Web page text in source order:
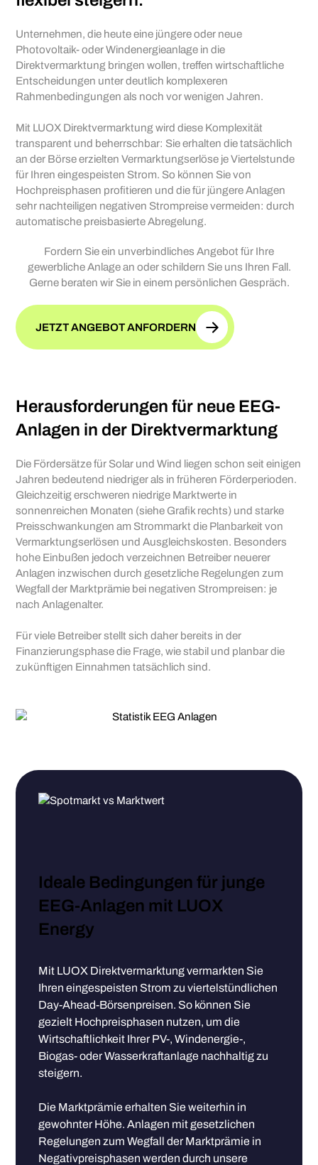
Unternehmen, die heute eine jüngere oder neue
Photovoltaik- oder Windenergieanlage in die
Direktvermarktung bringen wollen, treffen wirtschaftliche
Entscheidungen unter deutlich komplexeren
Rahmenbedingungen als noch vor wenigen Jahren.
Mit LUOX Direktvermarktung wird diese Komplexität
transparent und beherrschbar: Sie erhalten die tatsächlich
an der Börse erzielten Vermarktungserlöse je Viertelstunde
für Ihren eingespeisten Strom. So können Sie von
Hochpreisphasen profitieren und die für jüngere Anlagen
sehr nachteiligen negativen Strompreise vermeiden: durch
automatische preisbasierte Abregelung.
Fordern Sie ein unverbindliches Angebot für Ihre
gewerbliche Anlage an oder schildern Sie uns Ihren Fall.
Gerne beraten wir Sie in einem persönlichen Gespräch.
JETZT ANGEBOT ANFORDERN
Herausforderungen für neue EEG-
Anlagen in der Direktvermarktung
Die Fördersätze für Solar und Wind liegen schon seit einigen
Jahren bedeutend niedriger als in früheren Förderperioden.
Gleichzeitig erschweren niedrige Marktwerte in
sonnenreichen Monaten (siehe Grafik rechts) und starke
Preisschwankungen am Strommarkt die Planbarkeit von
Vermarktungserlösen und Ausgleichskosten. Besonders
hohe Einbußen jedoch verzeichnen Betreiber neuerer
Anlagen inzwischen durch gesetzliche Regelungen zum
Wegfall der Marktprämie bei negativen Strompreisen: je
nach Anlagenalter.
Für viele Betreiber stellt sich daher bereits in der
Finanzierungsphase die Frage, wie stabil und planbar die
zukünftigen Einnahmen tatsächlich sind.
Ideale Bedingungen für junge
EEG-Anlagen mit LUOX
Energy
Mit LUOX Direktvermarktung vermarkten Sie
Ihren eingespeisten Strom zu viertelstündlichen
Day-Ahead-Börsenpreisen. So können Sie
gezielt Hochpreisphasen nutzen, um die
Wirtschaftlichkeit Ihrer PV-, Windenergie-,
Biogas- oder Wasserkraftanlage nachhaltig zu
steigern.
Die Marktprämie erhalten Sie weiterhin in
gewohnter Höhe. Anlagen mit gesetzlichen
Regelungen zum Wegfall der Marktprämie in
Negativpreisphasen werden durch unsere